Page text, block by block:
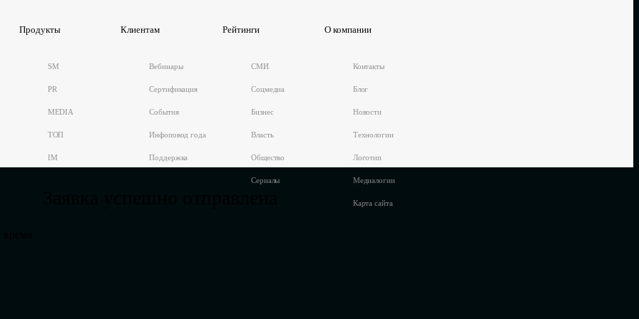
Продукты
SM
PR
MEDIA
ТОП
IM
Клиентам
Вебинары
Сертификация
События
Инфоповод года
Поддержка
Рейтинги
СМИ
Соцмедиа
Бизнес
Власть
Общество
Сериалы
О компании
Контакты
Блог
Новости
Технологии
Логотип
Медиалогии
Карта сайта